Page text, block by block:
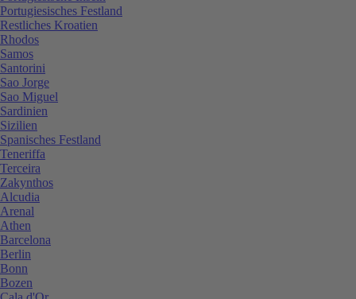
Portugiesisches Festland
Restliches Kroatien
Rhodos
Samos
Santorini
Sao Jorge
Sao Miguel
Sardinien
Sizilien
Spanisches Festland
Teneriffa
Terceira
Zakynthos
Alcudia
Arenal
Athen
Barcelona
Berlin
Bonn
Bozen